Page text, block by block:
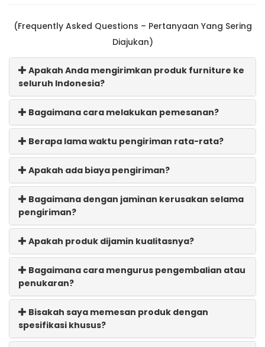
(Frequently Asked Questions – Pertanyaan Yang Sering
Diajukan)
Apakah Anda mengirimkan produk furniture ke
seluruh Indonesia?
Bagaimana cara melakukan pemesanan?
Berapa lama waktu pengiriman rata-rata?
Apakah ada biaya pengiriman?
Bagaimana dengan jaminan kerusakan selama
pengiriman?
Apakah produk dijamin kualitasnya?
Bagaimana cara mengurus pengembalian atau
penukaran?
Bisakah saya memesan produk dengan
spesifikasi khusus?